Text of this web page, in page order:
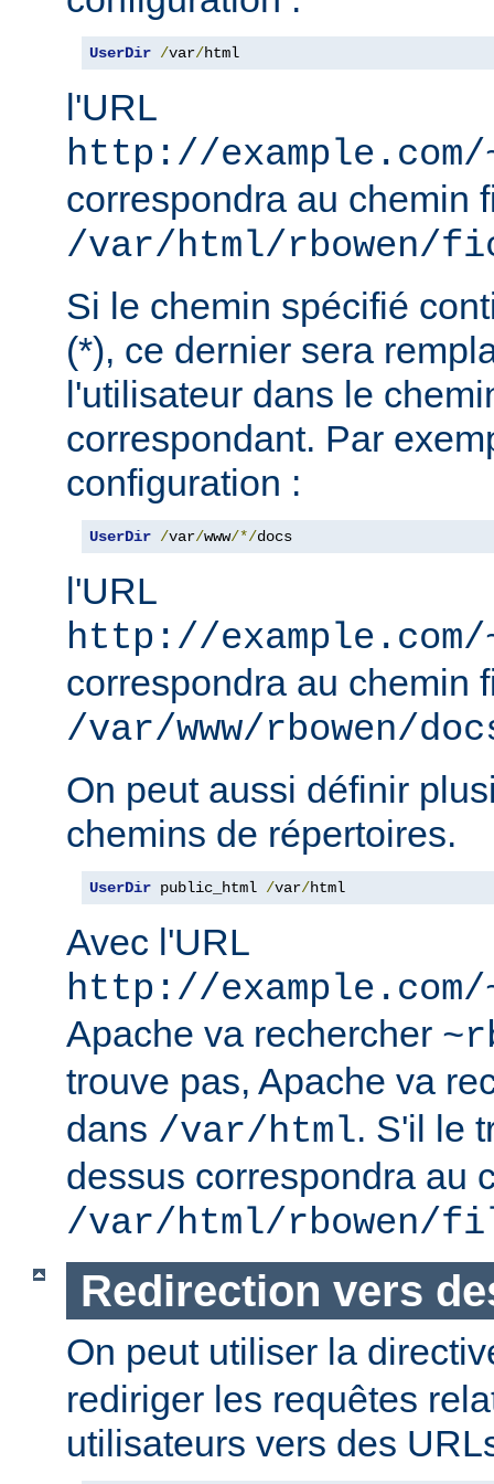
UserDir /var/html
l'URL
http://
correspondra au chemin
/var/html/rbowen/
Si le chemin spécifié
(*), ce dernier sera
l'utilisateur dans le
correspondant. Par
configuration :
UserDir /var/www/*/docs
l'URL
http://
correspondra au chemin
/var/www/rbowen/
On peut aussi définir
chemins de répertoires.
UserDir public_html /var/html
Avec l'URL
http://
Apache va rechercher
trouve pas, Apache va
dans /var/html. S'il le
dessus correspondra au
/var/html/rbowen/
Redirection vers
On peut utiliser la
rediriger les requêtes
utilisateurs vers des